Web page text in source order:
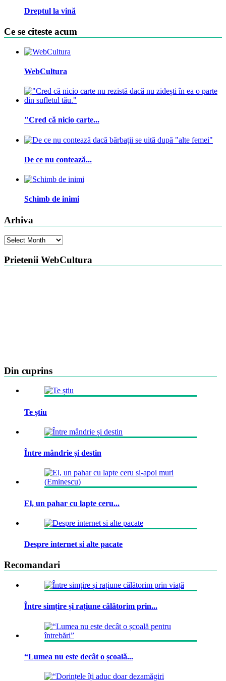
Dreptul la vină
Ce se citeste acum
WebCultura
"Cred că nicio carte...
De ce nu contează...
Schimb de inimi
Arhiva
Arhiva
Prietenii WebCultura
Din cuprins
Te știu
Între mândrie și destin
El, un pahar cu lapte ceru...
Despre internet si alte pacate
Recomandari
Între simțire și rațiune călătorim prin...
“Lumea nu este decât o școală...